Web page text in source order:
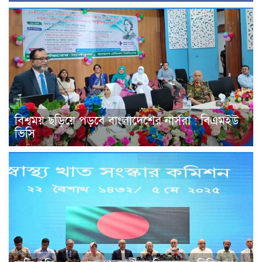
বিশ্বময় ছড়িয়ে পড়বে বাংলাদেশের নার্সরা : বিএমইউ
ভিসি